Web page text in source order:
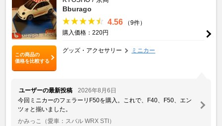
この商品の
価格を比較する
Bburago
4.56
（9件）
購入価格：220円
グッズ・アクセサリー ミニカー
ユーザーの最新投稿
2026年8月6日
今回ミニカーのフェラーリF50を購入。これで、F40、F50、エン
ツォと揃いました。
かみっこ
（愛車：スバル WRX STI）